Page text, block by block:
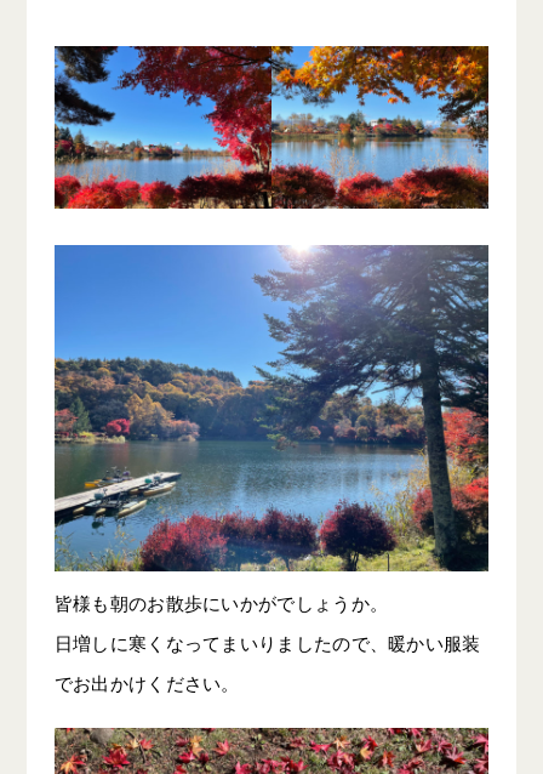
皆様も朝のお散歩にいかがでしょうか。
日増しに寒くなってまいりましたので、暖かい服装
でお出かけください。